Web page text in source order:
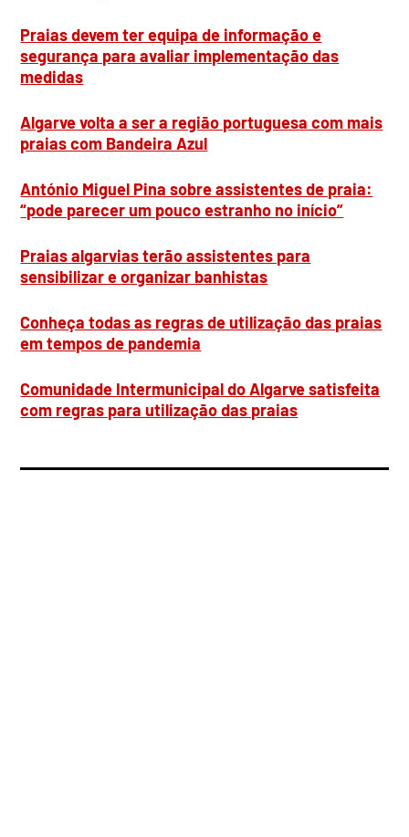
Praias devem ter equipa de informação e
segurança para avaliar implementação das
medidas
Algarve volta a ser a região portuguesa com mais
praias com Bandeira Azul
António Miguel Pina sobre assistentes de praia:
“pode parecer um pouco estranho no início”
Praias algarvias terão assistentes para
sensibilizar e organizar banhistas
Conheça todas as regras de utilização das praias
em tempos de pandemia
Comunidade Intermunicipal do Algarve satisfeita
com regras para utilização das praias